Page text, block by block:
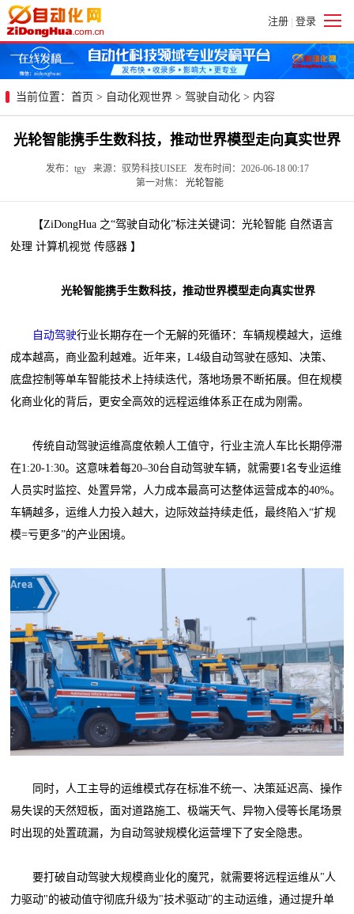
注册 | 登录
当前位置： 首页 > 自动化观世界 > 驾驶自动化 > 内容
光轮智能携手生数科技，推动世界模型走向真实世界
发布：tgy 来源：驭势科技UISEE 发布时间：2026-06-18 00:17
第一对焦： 光轮智能
【ZiDongHua 之“驾驶自动化”标注关键词：光轮智能 自然语言
处理 计算机视觉 传感器 】
光轮智能携手生数科技，推动世界模型走向真实世界
自动驾驶行业长期存在一个无解的死循环：车辆规模越大，运维
成本越高，商业盈利越难。近年来，L4级自动驾驶在感知、决策、
底盘控制等单车智能技术上持续迭代，落地场景不断拓展。但在规模
化商业化的背后，更安全高效的远程运维体系正在成为刚需。
传统自动驾驶运维高度依赖人工值守，行业主流人车比长期停滞
在1:20-1:30。这意味着每20–30台自动驾驶车辆，就需要1名专业运维
人员实时监控、处置异常，人力成本最高可达整体运营成本的40%。
车辆越多，运维人力投入越大，边际效益持续走低，最终陷入“扩规
模=亏更多”的产业困境。
同时，人工主导的运维模式存在标准不统一、决策延迟高、操作
易失误的天然短板，面对道路施工、极端天气、异物入侵等长尾场景
时出现的处置疏漏，为自动驾驶规模化运营埋下了安全隐患。
要打破自动驾驶大规模商业化的魔咒，就需要将远程运维从"人
力驱动"的被动值守彻底升级为"技术驱动"的主动运维，通过提升单